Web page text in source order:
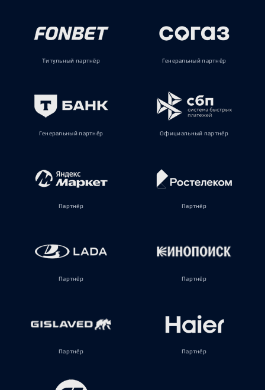
Титульный партнёр Генеральный партнёр
Генеральный партнёр Официальный партнёр
Партнёр Партнёр
Партнёр Партнёр
Партнёр Партнёр